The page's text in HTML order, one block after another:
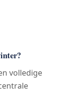
volledige